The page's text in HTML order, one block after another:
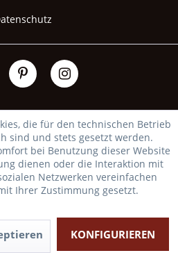
die für den technischen Betrieb
sind und stets gesetzt werden.
bei Benutzung dieser Website
dienen oder die Interaktion mit
Netzwerken vereinfachen
Ihrer Zustimmung gesetzt.
KONFIGURIEREN